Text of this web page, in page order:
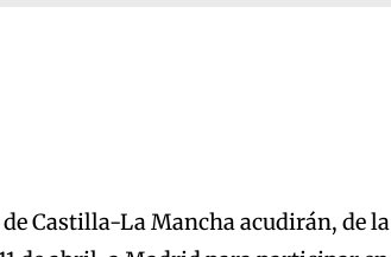
Castilla-La Mancha acudirán, de la